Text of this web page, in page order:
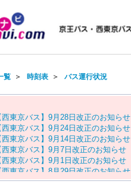
覧＞ 時刻表＞ バス運行状況
西東京バス 】 9月 28 日 改正のお知 らせ
西東京バス 】 9月 24 日 改正のお知 らせ
西東京バス 】 9月 14 日 改正のお知 らせ
西東京バス 】 9月 7 日 改正のお知 らせ
西東京バス 】 9月 1 日 改正のお知 らせ
西東京バス 】 8 月 29日改正のお知 らせ
京王バス】お盆ダイヤのお知らせ